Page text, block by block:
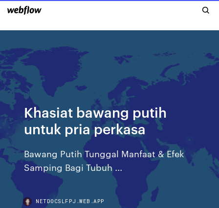
Khasiat bawang putih
untuk pria perkasa
Bawang Putih Tunggal Manfaat & Efek
Samping Bagi Tubuh ...
NETDOCSLFPJ.WEB.APP